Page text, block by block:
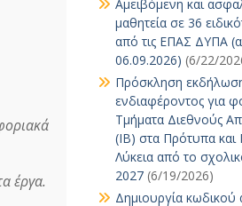
έργα.
Αμειβόμενη και
μαθητεία σε 36
από τις ΕΠΑΣ ΔΥΠΑ
06.09.2026) (6/22/
Πρόσκληση
ενδιαφέροντος για
Τμήματα Διεθνούς
(IB) στα Πρότυπα και
Λύκεια από το
2027 (6/19/2026)
Δημιουργία κωδικού